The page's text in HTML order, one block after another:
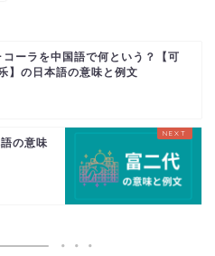
コーラを中国語で何という？【可
】の日本語の意味と例文
の意味